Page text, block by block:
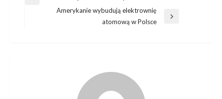
navigation
Previous
Amerykanie wybudują elektrownię
atomową w Polsce